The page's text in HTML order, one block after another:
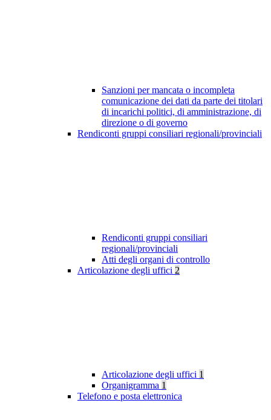
Sanzioni per mancata o incompleta
comunicazione dei dati da parte dei titolari
di incarichi politici, di amministrazione, di
direzione o di governo
Rendiconti gruppi consiliari regionali/provinciali
Rendiconti gruppi consiliari
regionali/provinciali
Atti degli organi di controllo
Articolazione degli uffici 2
Articolazione degli uffici 1
Organigramma 1
Telefono e posta elettronica